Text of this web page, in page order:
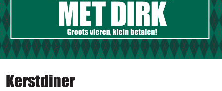
Kerstdiner